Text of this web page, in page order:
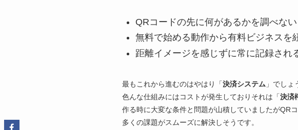
QRコードの先に何があるかを調べない
無料で始める動作から有料ビジネスを
距離イメージを感じずに常に記録され
最もこれから進むのはやはり「決済システム 」でしょ
色んな仕組みにはコストが発生しておりそれは「決済
作る時に大変な条件と問題が山積していましたがQR
多くの課題がスムーズに解決しそうです。